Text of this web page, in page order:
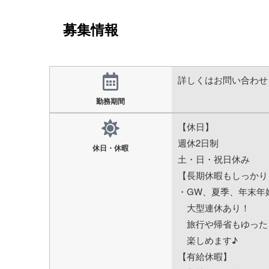
募集情報
勤務期間
詳しくはお問い合わ
休日・休暇
【休日】
週休2日制
土・日・祝日休み
【長期休暇もしっかり
・GW、夏季、年末年
大型連休あり！
旅行や帰省もゆった
楽しめます♪
【有給休暇】